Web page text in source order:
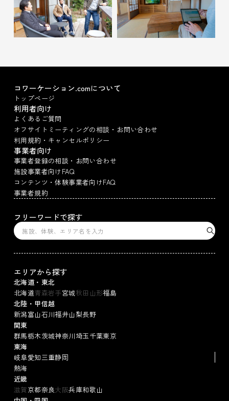
コワーケーション.comについて
トップページ
利用者向け
よくあるご質問
オフサイトミーティングの相談・お問い合わせ
利用規約・キャンセルポリシー
事業者向け
事業者登録の相談・お問い合わせ
施設事業者向けFAQ
コンテンツ・体験事業者向けFAQ
事業者規約
フリーワードで探す
エリアから探す
北海道・東北
北海道青森岩手宮城秋田 山形福島
北陸・甲信越
新潟富山石川福井山梨長野
関東
群馬栃木茨城神奈川埼玉千葉東京
東海
岐阜愛知三重静岡
熱海
近畿
滋賀京都奈良大阪兵庫和歌山